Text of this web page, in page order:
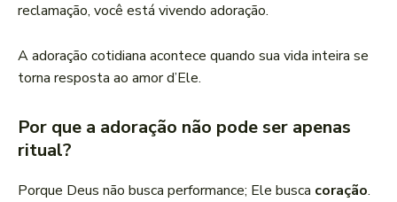
reclamação, você está vivendo adoração.
A adoração cotidiana acontece quando sua vida inteira se
torna resposta ao amor d’Ele.
Por que a adoração não pode ser apenas
ritual?
Porque Deus não busca performance; Ele busca coração.